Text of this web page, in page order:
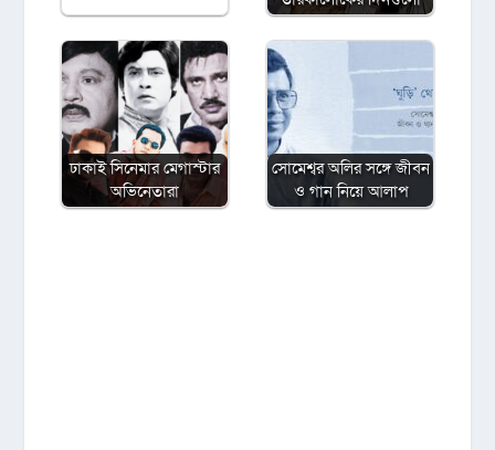
ঢাকাই সিনেমার মেগাস্টার
অভিনেতারা
সোমেশ্বর অলির সঙ্গে জীবন
ও গান নিয়ে আলাপ